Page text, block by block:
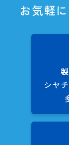
お気軽
シヤ